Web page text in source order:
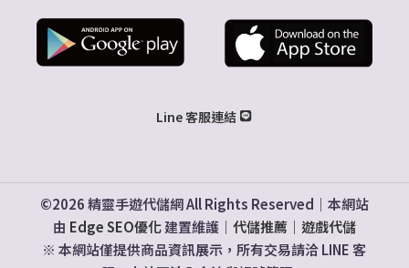
Line 客服連結
©2026 精靈手遊代儲網 All Rights Reserved｜本網站
由 Edge SEO優化建置維護｜ 代儲推薦｜ 遊戲代儲
※ 本網站僅提供商品資訊展示，所有交易請洽 LINE 客